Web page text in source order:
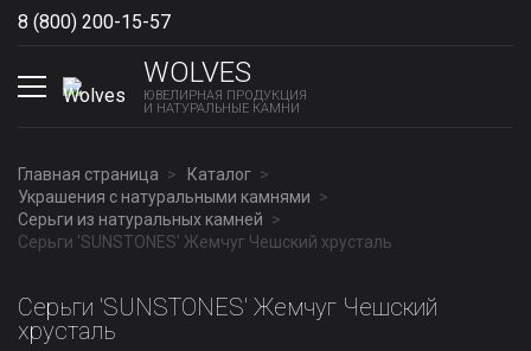
8 (800) 200-15-57
WOLVES
ЮВЕЛИРНАЯ ПРОДУКЦИЯ
И НАТУРАЛЬНЫЕ КАМНИ
Главная страница
Каталог
Украшения с натуральными камнями
Серьги из натуральных камней
Серьги 'SUNSTONES' Жемчуг Чешский хрусталь
Серьги 'SUNSTONES' Жемчуг Чешский
хрусталь